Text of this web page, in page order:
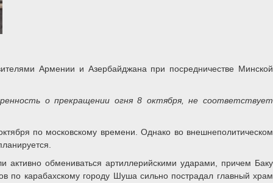
Армении и Азербайджана при посредничестве Минской
о прекращении огня 8 октября, не соответствует
по московскому времени. Однако во внешнеполитическом
обмениваться артиллерийскими ударами, причем Баку
по карабахскому городу Шуша сильно пострадал главный храм